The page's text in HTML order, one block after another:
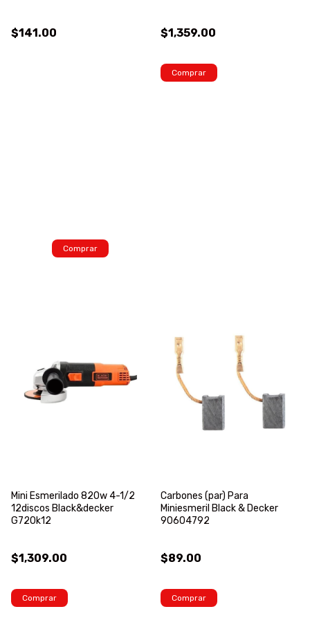
$141.00 $1,359.00
Comprar
Mini Esmerilado 820w 4-1/2
12discos Black&decker
G720k12
$1,309.00
Comprar
Carbones (par) Para
Miniesmeril Black & Decker
90604792
$89.00
Comprar